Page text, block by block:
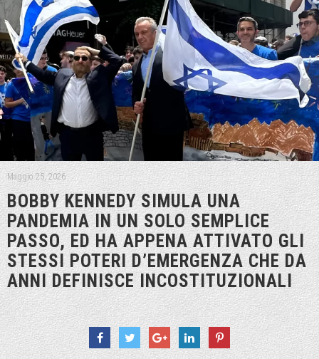
Maggio 25, 2026
BOBBY KENNEDY SIMULA UNA
PANDEMIA IN UN SOLO SEMPLICE
PASSO, ED HA APPENA ATTIVATO GLI
STESSI POTERI D’EMERGENZA CHE DA
ANNI DEFINISCE INCOSTITUZIONALI